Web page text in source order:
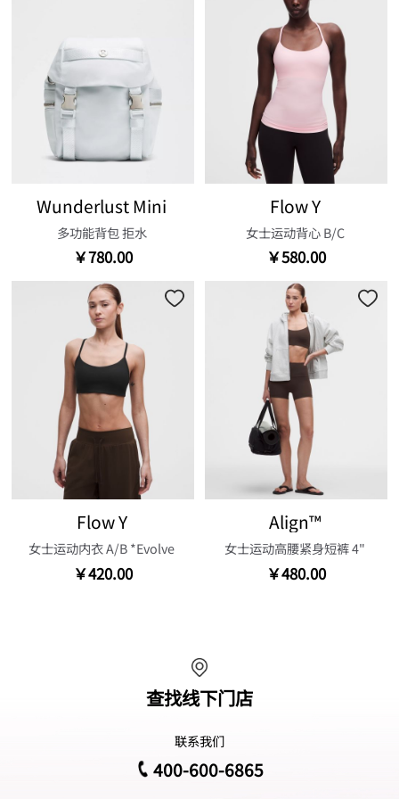
Wunderlust Mini
多功能背包 拒水
￥780.00
Flow Y
女士运动背心 B/C
￥580.00
Flow Y
女士运动内衣 A/B *Evolve
￥420.00
Align™
女士运动高腰紧身短裤 4"
￥480.00
查找线下门店
联系我们
400-600-6865